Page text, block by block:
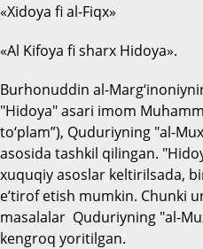
«Xidoya fi al-Fiqx»
«Al Kifoya fi sharx Hidoya».
Burhonuddin al-
"Hidoya" asari imom
to‘plam”), Quduriyning "al-
asosida tashkil qilingan.
xuquqiy asoslar keltirilsada,
e’tirof etish mumkin. Chunki
masalalar Quduriyning "al-
kengroq yoritilgan.